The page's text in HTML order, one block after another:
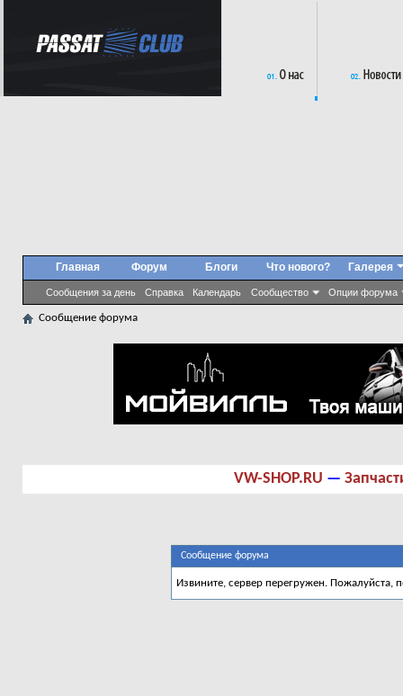
Главная Форум
Сообщения за день Справка Календарь Сообщество Опции форума
Блоги Что нового? Галерея
Сообщение форума
VW-SHOP.RU —
Сообщение форума
Извините, сервер перегружен. Пожалуйста,